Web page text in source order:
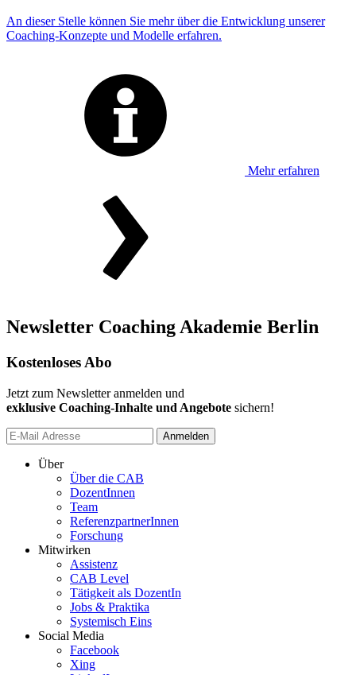
An dieser Stelle können Sie mehr über die Entwicklung unserer
Coaching-Konzepte und Modelle erfahren.
Mehr erfahren
Newsletter Coaching Akademie Berlin
Kostenloses Abo
Jetzt zum Newsletter anmelden und
exklusive Coaching-Inhalte und Angebote sichern!
Anmelden
Über
Über die CAB
DozentInnen
Team
ReferenzpartnerInnen
Forschung
Mitwirken
Assistenz
CAB Level
Tätigkeit als DozentIn
Jobs & Praktika
Systemisch Eins
Social Media
Facebook
Xing